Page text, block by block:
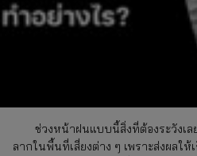
ช่วงหน้าฝนแบบนี้สิ่งที่ต้องระวังเล
ลากในพื้นที่เสี่ยงต่าง ๆ เพราะส่งผลใ